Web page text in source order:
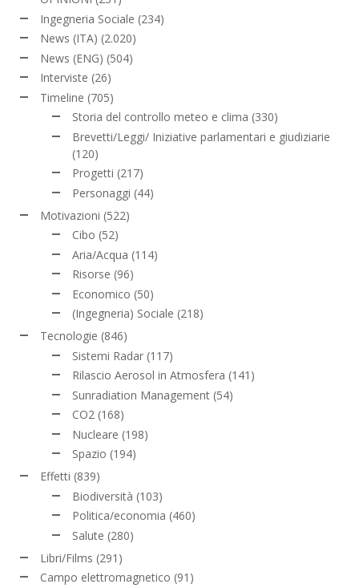
Ingegneria Sociale (234)
News (ITA) (2.020)
News (ENG) (504)
Interviste (26)
Timeline (705)
Storia del controllo meteo e clima (330)
Brevetti/Leggi/ Iniziative parlamentari e giudiziarie
(120)
Progetti (217)
Personaggi (44)
Motivazioni (522)
Cibo (52)
Aria/Acqua (114)
Risorse (96)
Economico (50)
(Ingegneria) Sociale (218)
Tecnologie (846)
Sistemi Radar (117)
Rilascio Aerosol in Atmosfera (141)
Sunradiation Management (54)
CO2 (168)
Nucleare (198)
Spazio (194)
Effetti (839)
Biodiversità (103)
Politica/economia (460)
Salute (280)
Libri/Films (291)
Campo elettromagnetico (91)